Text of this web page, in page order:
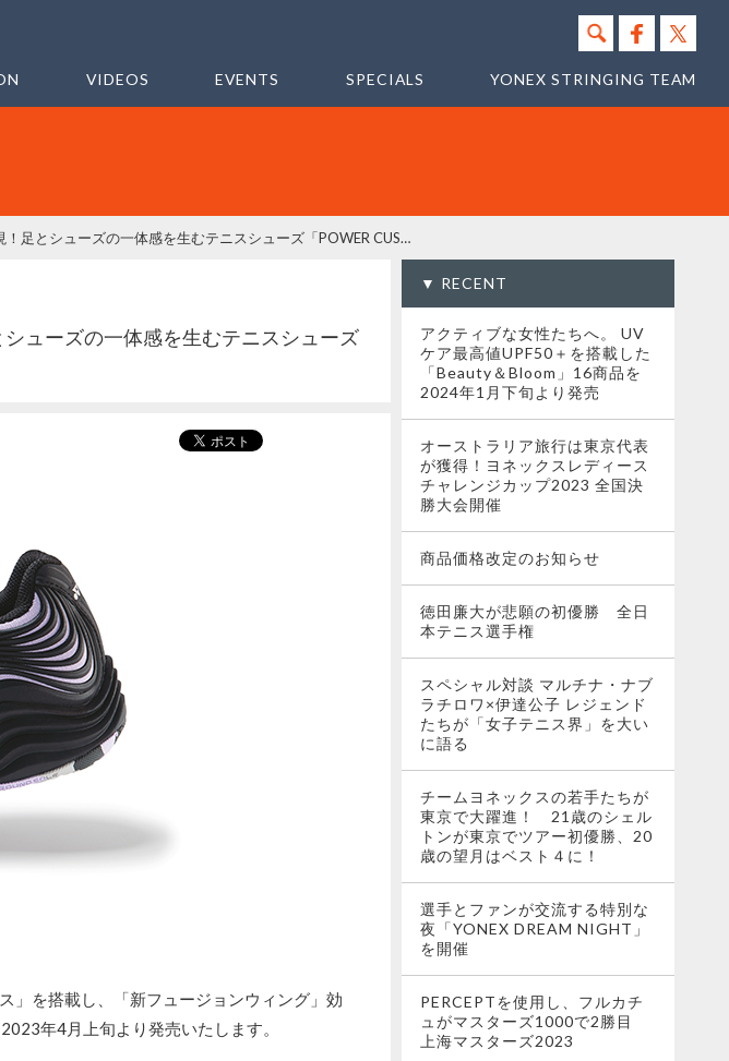
VIDEOS EVENTS SPECIALS YONEX STRINGING TEAM
足を包み込む"新フュージョンウィング"で素早いフットワークを実現！足とシューズの一体感を生むテニスシューズ「POWER CUSHION FUSIONREV 5」2023年4月上旬より発売
ューズの一体感を生むテニスシューズ
」を搭載し、「新フュージョンウィング」効
年4月上旬より発売いたします。
▼ RECENT
アクティブな女性たちへ。 UV
ケア最高値UPF50＋を搭載した
「Beauty＆Bloom」16商品を
2024年1月下旬より発売
オーストラリア旅行は東京代表
が獲得！ヨネックスレディース
チャレンジカップ2023 全国決
勝大会開催
商品価格改定のお知らせ
徳田廉大が悲願の初優勝 全日
本テニス選手権
スペシャル対談 マルチナ・ナブ
ラチロワ×伊達公子 レジェンド
たちが「女子テニス界」を大い
に語る
チームヨネックスの若手たちが
東京で大躍進！ 21歳のシェル
トンが東京でツアー初優勝、20
歳の望月はベスト４に！
選手とファンが交流する特別な
夜「YONEX DREAM NIGHT」
を開催
PERCEPTを使用し、フルカチ
ュがマスターズ1000で2勝目
上海マスターズ2023